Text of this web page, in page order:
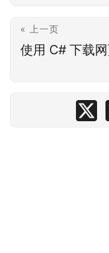
« 上一页
使用 C# 下载